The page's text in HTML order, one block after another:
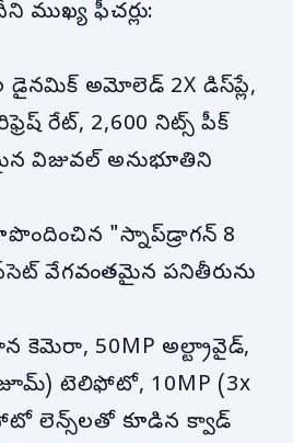
ముఖ్య ఫీచర్లు:
డైనమిక్ అమోలెడ్ 2X డిస్‌ప్లే,
రేట్, 2,600 నిట్స్ పీక్
విజువల్ అనుభూతిని
"స్నాప్‌డ్రాగన్ 8
వేగవంతమైన పనితీరును
కెమెరా, 50MP అల్ట్రావైడ్,
జూమ్) టెలిఫోటో, 10MP (3x
లెన్స్‌లతో కూడిన క్వాడ్